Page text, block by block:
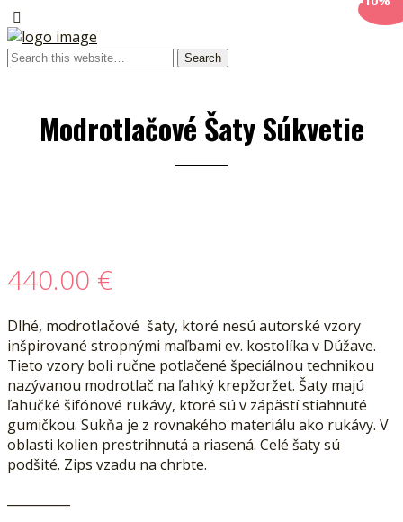
Modrotlačové Šaty Súkvetie
440.00 €
Dlhé, modrotlačové šaty, ktoré nesú autorské vzory
inšpirované stropnými maľbami ev. kostolíka v Dúžave.
Tieto vzory boli ručne potlačené špeciálnou technikou
nazývanou modrotlač na ľahký krepžoržet. Šaty majú
ľahučké šifónové rukávy, ktoré sú v zápästí stiahnuté
gumičkou. Sukňa je z rovnakého materiálu ako rukávy. V
oblasti kolien prestrihnutá a riasená. Celé šaty sú
podšité. Zips vzadu na chrbte.